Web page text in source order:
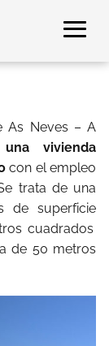
As Neves – A
una vivienda
con el empleo
trata de una
de superficie
cuadrados
de 50 metros